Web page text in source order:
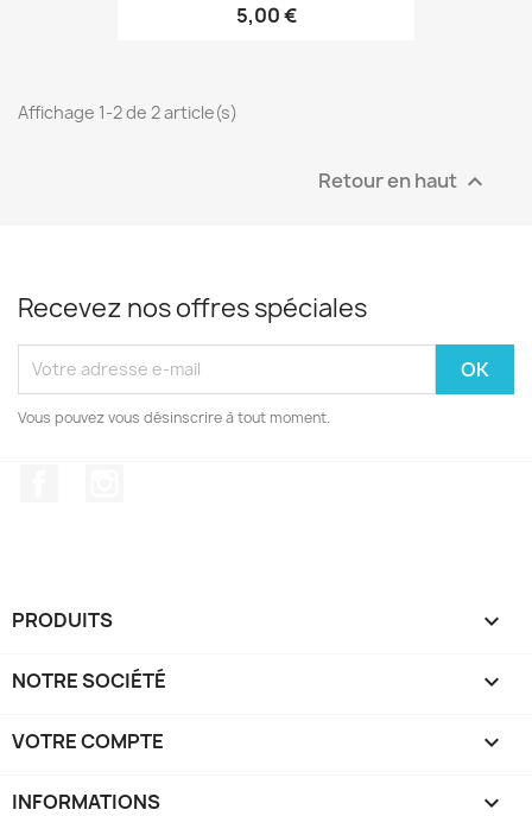
5,00 €
Affichage 1-2 de 2 article(s)
Retour en haut 
Recevez nos offres spéciales
Vous pouvez vous désinscrire à tout moment.
PRODUITS 
NOTRE SOCIÉTÉ 
VOTRE COMPTE 
INFORMATIONS keyboard_arrow_down